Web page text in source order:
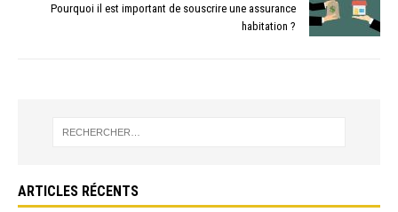
Pourquoi il est important de souscrire une assurance
habitation ?
ARTICLES RÉCENTS